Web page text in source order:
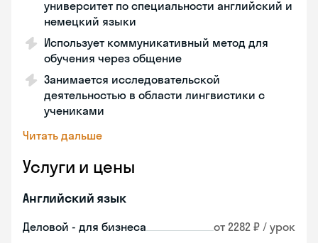
университет по специальности английский и
немецкий языки
Использует коммуникативный метод для
обучения через общение
Занимается исследовательской
деятельностью в области лингвистики с
учениками
Читать дальше
Услуги и цены
Английский язык
Деловой - для бизнеса от 2282 ₽ / урок